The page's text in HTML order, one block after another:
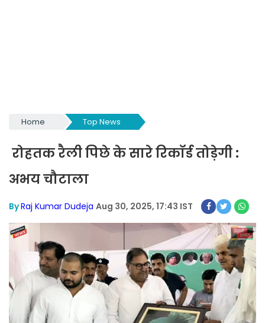
Home Top News
रोहतक रैली पिछे के सारे रिकॉर्ड तोड़ेगी :
अभय चौटाला
ByRaj Kumar Dudeja Aug 30, 2025, 17:43 IST